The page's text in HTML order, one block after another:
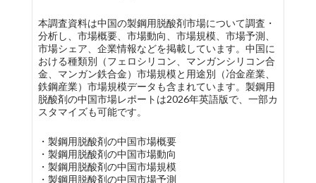
本調査資料は中国の製鋼用脱酸剤市場について調査・
分析し、市場概要、市場動向、市場規模、市場予測、
市場シェア、企業情報などを掲載しています。中国に
おける種類別（フェロシリコン、マンガンシリコン合
金、マンガン鉄合金）市場規模と用途別（冶金産業、
鉄鋼産業）市場規模データも含まれています。製鋼用
脱酸剤の中国市場レポートは2026年英語版で、一部カ
スタマイズも可能です。
・製鋼用脱酸剤の中国市場概要
・製鋼用脱酸剤の中国市場動向
・製鋼用脱酸剤の中国市場規模
・製鋼用脱酸剤の中国市場予測